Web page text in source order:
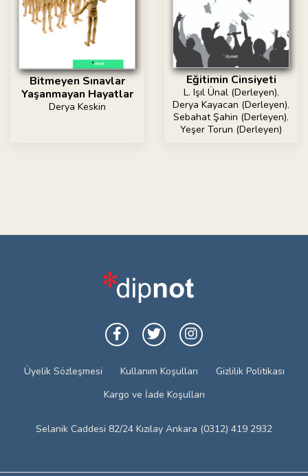
Bitmeyen Sınavlar
Yaşanmayan Hayatlar
Derya Keskin
Eğitimin Cinsiyeti
L. Işıl Ünal (Derleyen),
Derya Kayacan (Derleyen),
Sebahat Şahin (Derleyen),
Yeşer Torun (Derleyen)
Üyelik Sözleşmesi Kullanım Koşulları
Gizlilik Politikası
Kargo ve İade Koşulları
Selanik Caddesi 82/24 Kızılay Ankara (0312) 419 2932